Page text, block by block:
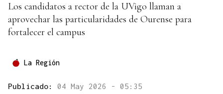
Los candidatos a rector de la UVigo llaman a
aprovechar las particularidades de Ourense para
fortalecer el campus
La Región
Publicado: 04 May 2026 - 05:35